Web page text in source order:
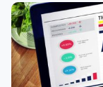
Come
pubblicizzare
un
sito
web